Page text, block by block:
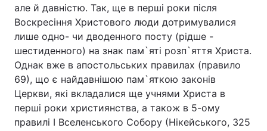
Головна Війна
Україна
Економіка Світ
але й давністю. Так, ще в перші роки після
Воскресіння Христового люди дотримувалися
лише одно- чи дводенного посту (рідше -
шестиденного) на знак пам`яті розп`яття Христа.
Однак вже в апостольських правилах (правило
69), що є найдавнішою пам`яткою законів
Церкви, які вкладалися ще учнями Христа в
перші роки християнства, а також в 5-ому
правилі І Вселенського Собору (Нікейського, 325